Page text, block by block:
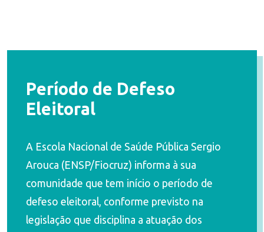
Período de Defeso
Eleitoral
A Escola Nacional de Saúde Pública Sergio
Arouca (ENSP/Fiocruz) informa à sua
comunidade que tem início o período de
defeso eleitoral, conforme previsto na
legislação que disciplina a atuação dos